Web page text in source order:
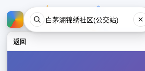
返回